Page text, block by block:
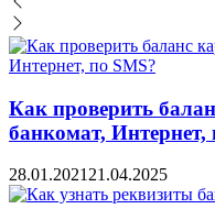
Как проверить
банкомат, Интернет,
28.01.2021 21.04.2025